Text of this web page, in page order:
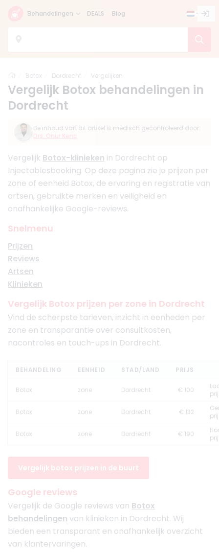
Behandelingen DEALS Blog
Home
Botox Dordrecht Vergelijken
Vergelijk Botox behandelingen in
Dordrecht
De inhoud van dit artikel is medisch gecontroleerd door:
Drs. Onur Kenc
Vergelijk Botox-klinieken in Dordrecht op
Injectablesbooking. Op deze pagina zie je prijzen per
zone of eenheid Botox, de ervaring en registratie van
artsen, gebruikte merken en veiligheid en
onafhankelijke Google-reviews.
Snelmenu
Prijzen
Reviews
Artsen
Klinieken
Vergelijk Botox prijzen per zone in Dordrecht
Vind de scherpste tarieven, inzicht in eenheden per
zone en transparantie over consultkosten,
nacontroles en touch-ups in Dordrecht.
BEHANDELING EENHEID STAD/LAND PRIJS
Botox zone Dordrecht € 100
Botox zone Dordrecht € 132
Botox zone Dordrecht € 190
Vergelijk botox prijzen in de buurt
Google reviews
Vergelijk de Google reviews van Botox
behandelingen van klinieken in Dordrecht. Wij
bieden een transparant en onafhankelijk overzicht
van klantervaringen.